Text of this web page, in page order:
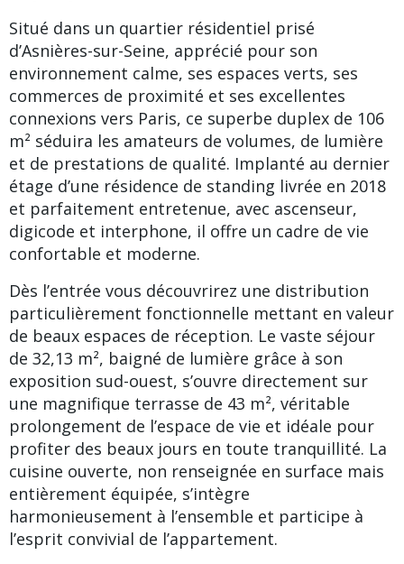
Situé dans un quartier résidentiel prisé
d’Asnières-sur-Seine, apprécié pour son
environnement calme, ses espaces verts, ses
commerces de proximité et ses excellentes
connexions vers Paris, ce superbe duplex de 106
m² séduira les amateurs de volumes, de lumière
et de prestations de qualité. Implanté au dernier
étage d’une résidence de standing livrée en 2018
et parfaitement entretenue, avec ascenseur,
digicode et interphone, il offre un cadre de vie
confortable et moderne.
Dès l’entrée vous découvrirez une distribution
particulièrement fonctionnelle mettant en valeur
de beaux espaces de réception. Le vaste séjour
de 32,13 m², baigné de lumière grâce à son
exposition sud-ouest, s’ouvre directement sur
une magnifique terrasse de 43 m², véritable
prolongement de l’espace de vie et idéale pour
profiter des beaux jours en toute tranquillité. La
cuisine ouverte, non renseignée en surface mais
entièrement équipée, s’intègre
harmonieusement à l’ensemble et participe à
l’esprit convivial de l’appartement.